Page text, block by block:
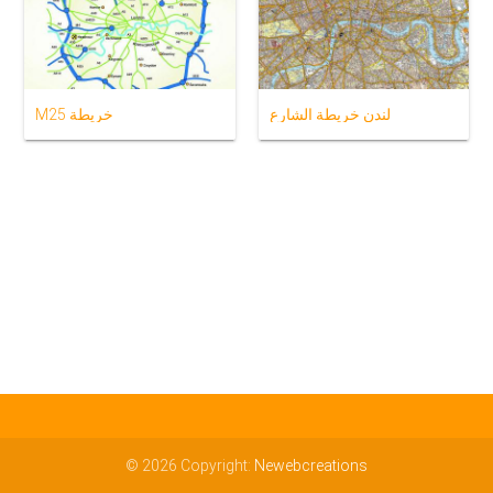
M25 خريطة لندن خريطة الشارع
© 2026 Copyright: Newebcreations